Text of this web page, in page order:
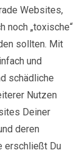
Websites,
noch „toxische“
sollten. Mit
und
schädliche
Nutzen
Deiner
deren
erschließt Du